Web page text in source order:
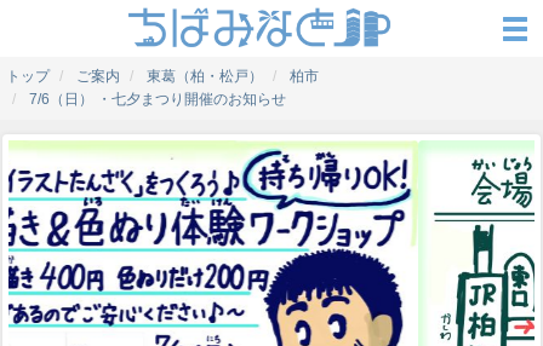
トップ ご案内 東葛（柏・松戸）
柏市
7/6（日） ・七夕まつり開催のお知らせ